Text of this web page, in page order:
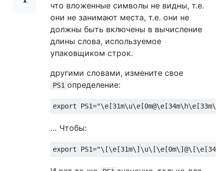
что вложенные символы не видны, т.е.
они не занимают места, т.е. они не
должны быть включены в вычисление
длины слова, используемое
упаковщиком строк.
другими словами, измените свое
PS1 определение:
export PS1=
… Чтобы:
export PS1=